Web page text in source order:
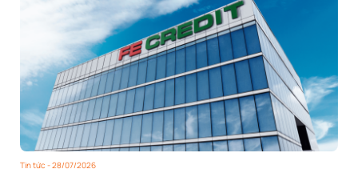
Tin tức - 28/07/2026